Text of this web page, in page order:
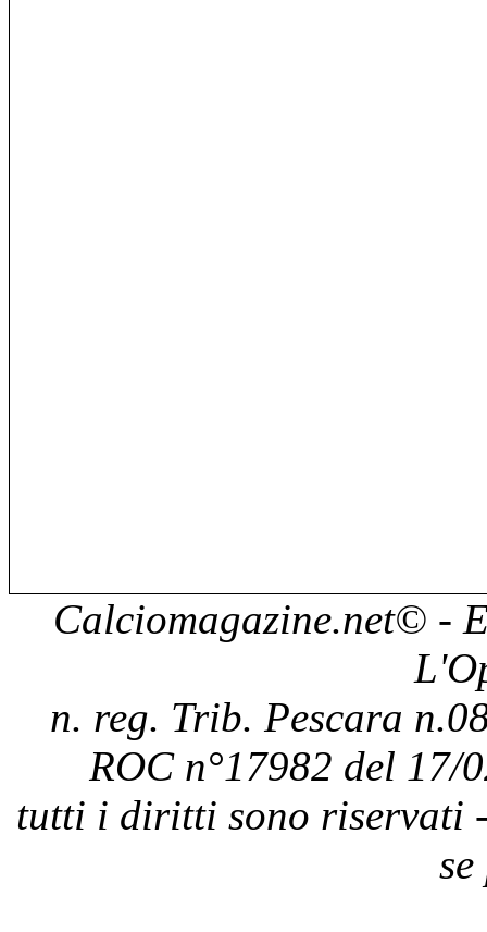
Calciomagazine.net© -
n. reg. Trib. Pescara
ROC n°17982 del 17/
tutti i diritti sono riservati